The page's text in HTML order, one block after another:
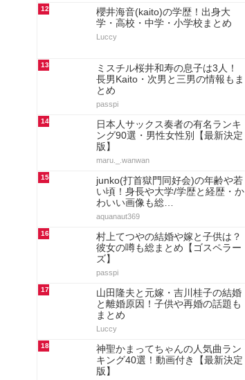
12
櫻井海音(kaito)の学歴！出身大
学・高校・中学・小学校まとめ
Luccy
13
ミスチル桜井和寿の息子は3人！
長男Kaito・次男と三男の情報もま
とめ
passpi
14
日本人サックス奏者の有名ランキ
ング90選・男性女性別【最新決定
版】
maru._.wanwan
15
junko(打首獄門同好会)の年齢や若
い頃！身長や大学/学歴と経歴・か
わいい画像も総…
aquanaut369
16
村上てつやの結婚や嫁と子供は？
彼女の噂も総まとめ【ゴスペラー
ズ】
passpi
17
山田隆夫と元嫁・吉川桂子の結婚
と離婚原因！子供や再婚の話題も
まとめ
Luccy
18
神聖かまってちゃんの人気曲ラン
キング40選！動画付き【最新決定
版】